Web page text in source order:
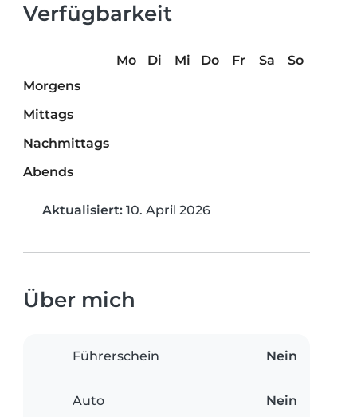
Verfügbarkeit
Mo Di Mi Do Fr Sa
So
Morgens
Mittags
Nachmittags
Abends
Aktualisiert: 10. April 2026
Über mich
Führerschein Nein
Auto Nein